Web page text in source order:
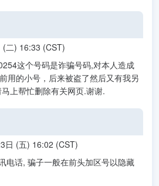
二) 16:33 (CST)
这个号码是诈骗号码,对本人造成
用的小号，后来被盗了然后又有我另
上帮忙删除有关网页.谢谢.
日 (五) 16:02 (CST)
电话, 骗子一般在前头加区号以隐藏